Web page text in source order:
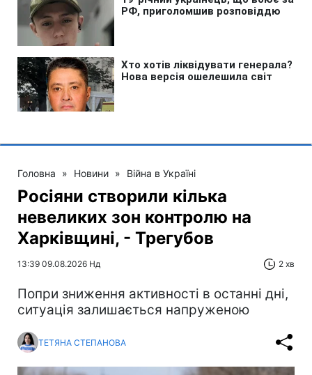
Головна » Новини » Війна в Україні
Росіяни створили кілька
невеликих зон контролю на
Харківщині, - Трегубов
13:39 09.08.2026 Нд 2 хв
Попри зниження активності в останні дні,
ситуація залишається напруженою
ТЕТЯНА СТЕПАНОВА